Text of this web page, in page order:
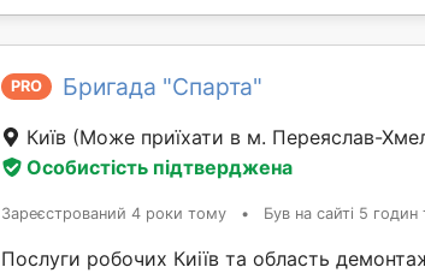
PRO Бригада "Спарта"
Київ (Може приїхати в м. Переяслав-
Особистість підтверджена
Зареєстрований 4 роки тому • Був на сайті 5
Послуги робочих Киіїв та область